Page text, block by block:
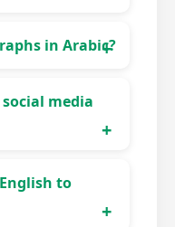
in Arabic?
media
Instagram,
to